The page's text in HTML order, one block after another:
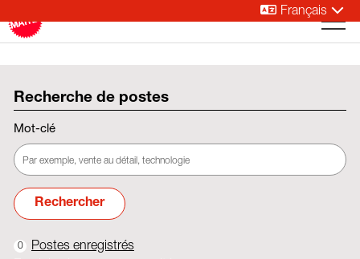
Français
Recherche de postes
Mot-clé
Rechercher
0
Postes enregistrés